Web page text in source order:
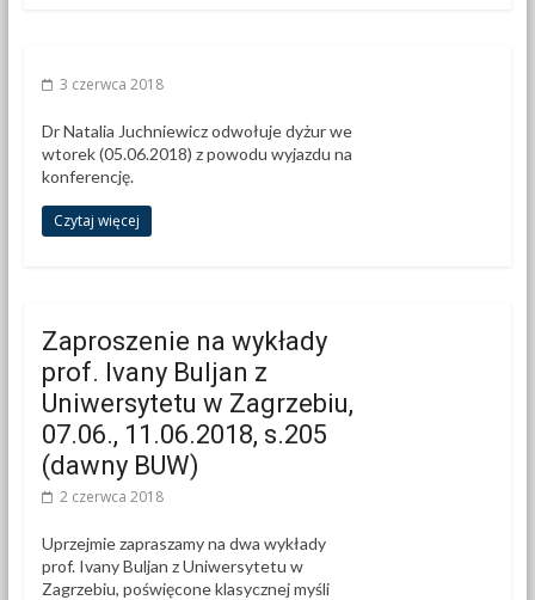
3 czerwca 2018
Dr Natalia Juchniewicz odwołuje dyżur we
wtorek (05.06.2018) z powodu wyjazdu na
konferencję.
Czytaj więcej
Zaproszenie na wykłady
prof. Ivany Buljan z
Uniwersytetu w Zagrzebiu,
07.06., 11.06.2018, s.205
(dawny BUW)
2 czerwca 2018
Uprzejmie zapraszamy na dwa wykłady
prof. Ivany Buljan z Uniwersytetu w
Zagrzebiu, poświęcone klasycznej myśli